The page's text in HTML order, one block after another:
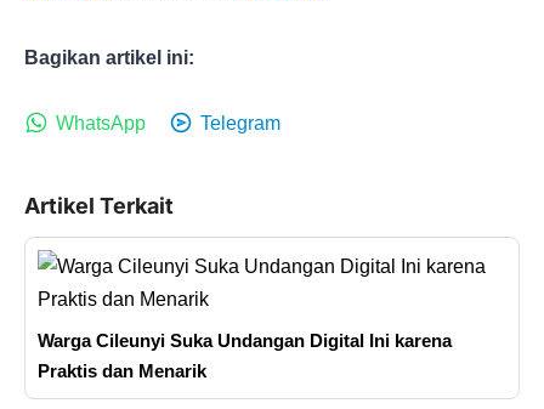
Bagikan artikel ini:
WhatsApp Telegram
Artikel Terkait
Warga Cileunyi Suka Undangan Digital Ini karena
Praktis dan Menarik